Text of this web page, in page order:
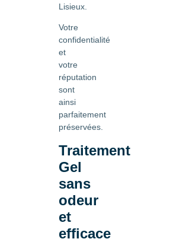
Lisieux.
Votre
confidentialité
et
votre
réputation
sont
ainsi
parfaitement
préservées.
Traitement
Gel
sans
odeur
et
efficace